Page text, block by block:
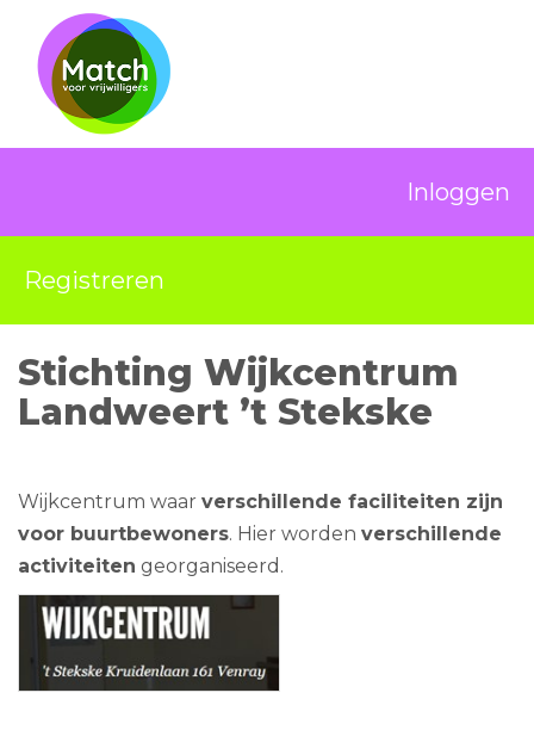
Inloggen
Registreren
Stichting Wijkcentrum
Landweert ’t Stekske
Wijkcentrum waar verschillende faciliteiten zijn
voor buurtbewoners. Hier worden verschillende
activiteiten georganiseerd.